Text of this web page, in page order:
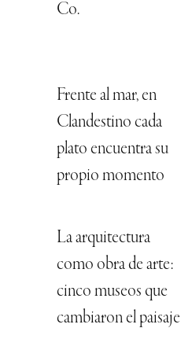
Co.
Frente al mar, en
Clandestino cada
plato encuentra su
propio momento
La arquitectura
como obra de arte:
cinco museos que
cambiaron el paisaje